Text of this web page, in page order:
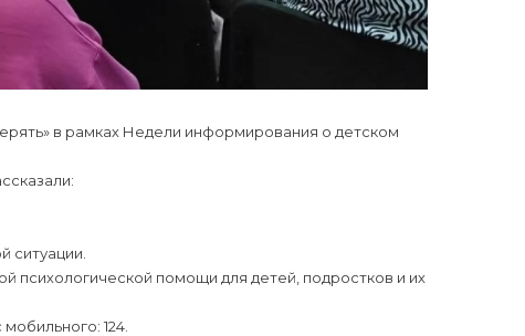
в рамках Недели информирования о детском
ситуации.
психологической помощи для детей, подростков и их
124.